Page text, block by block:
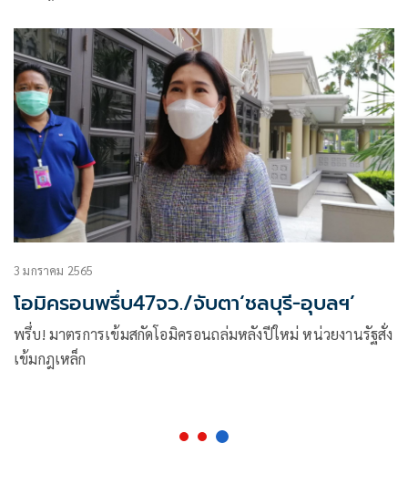
3 มกราคม 2565
โอมิครอนพรึ่บ47จว./จับตา‘ชลบุรี-อุบลฯ’
พรึ่บ! มาตรการเข้มสกัดโอมิครอนถล่มหลังปีใหม่ หน่วยงานรัฐสั่ง
เข้มกฎเหล็ก